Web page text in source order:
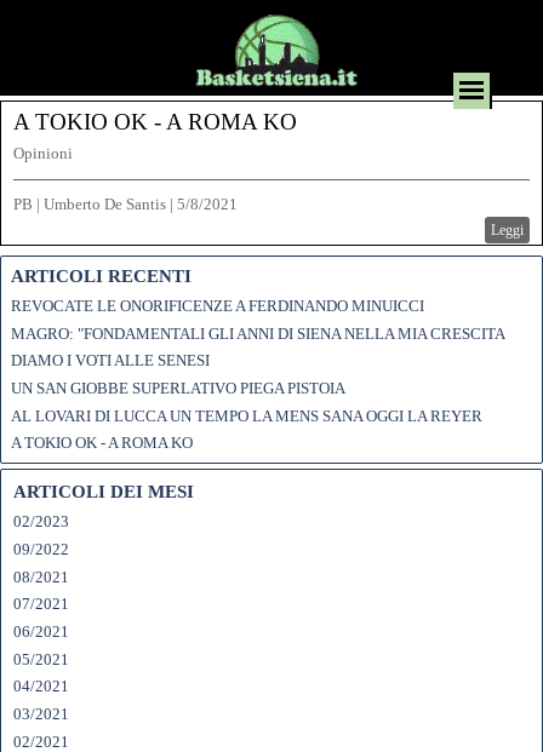
A TOKIO OK - A ROMA KO
Opinioni
PB | Umberto De Santis | 5/8/2021
Leggi
ARTICOLI RECENTI
REVOCATE LE ONORIFICENZE A FERDINANDO MINUICCI
MAGRO: "FONDAMENTALI GLI ANNI DI SIENA NELLA MIA CRESCITA
DIAMO I VOTI ALLE SENESI
UN SAN GIOBBE SUPERLATIVO PIEGA PISTOIA
AL LOVARI DI LUCCA UN TEMPO LA MENS SANA OGGI LA REYER
A TOKIO OK - A ROMA KO
ARTICOLI DEI MESI
02/2023
09/2022
08/2021
07/2021
06/2021
05/2021
04/2021
03/2021
02/2021